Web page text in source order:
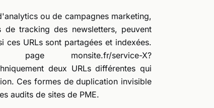
ou de campagnes marketing,
tracking des newsletters, peuvent
URLs sont partagées et indexées.
monsite.fr/service-X?
deux URLs différentes qui
Ces formes de duplication invisible
audits de sites de PME.